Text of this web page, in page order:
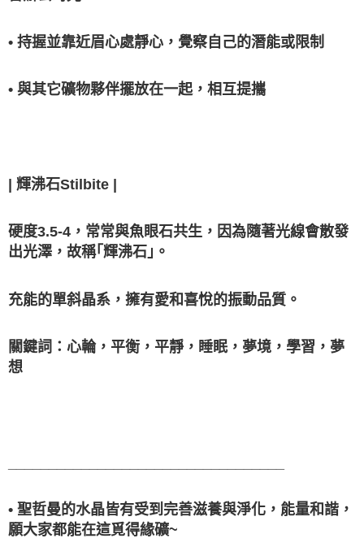
• 持握並靠近眉心處靜心，覺察自己的潛能或限制
• 與其它礦物夥伴擺放在一起，相互提攜
| 輝沸石Stilbite |
硬度3.5-4，常常與魚眼石共生，因為隨著光線會散發
出光澤，故稱｢輝沸石｣。
充能的單斜晶系，擁有愛和喜悅的振動品質。
關鍵詞：心輪，平衡，平靜，睡眠，夢境，學習，夢
想
• 聖哲曼的水晶皆有受到完善滋養與淨化，能量和諧，
願大家都能在這覓得緣礦~